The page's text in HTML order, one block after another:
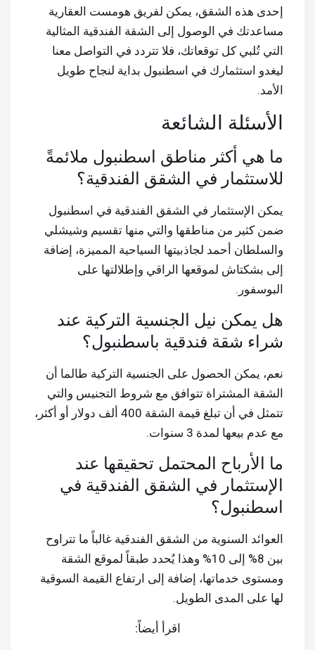
إحدى هذه الشقق، يمكن لفريق هومست العقارية
مساعدتك في الوصول إلى الشقة الفندقية المثالية
التي تُلبي كل توقعاتك، فلا تتردد في التواصل معنا
ليغدو استثمارك في اسطنبول بداية لنجاح طويل
الأمد.
الأسئلة الشائعة
ما هي أكثر مناطق اسطنبول ملائمةً
للاستثمار في الشقق الفندقية؟
يمكن الإستثمار في الشقق الفندقية في اسطنبول
ضمن كثير من مناطقها والتي منها تقسيم وشيشلي
والسلطان أحمد لجاذبيتها السياحية المميزة، إضافة
إلى بشكتاش لموقعها الراقي وإطلالتها على
البوسفور.
هل يمكن نيل الجنسية التركية عند
شراء شقة فندقية باسطنبول؟
نعم، يمكن الحصول على الجنسية التركية طالما أن
الشقة المشتراة تتوافق مع شروط التجنيس والتي
تتمثل في أن تبلغ قيمة الشقة 400 ألف دولار أو أكثر،
مع عدم بيعها لمدة 3 سنوات.
ما الأرباح المحتمل تحقيقها عند
الإستثمار في الشقق الفندقية في
اسطنبول؟
العوائد السنوية من الشقق الفندقية غالباً ما تتراوح
بين 8% إلى 10% وهذا يُحدد طبقاً لموقع الشقة
ومستوى خدماتها، إضافة إلى ارتفاع القيمة السوقية
لها على المدى الطويل.
اقرأ أيضاً: